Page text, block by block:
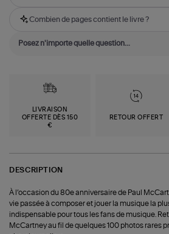
Combien de pages contient le livre ?
LIVRAISON
OFFERTE DÈS 150
€
RETOUR OFFERT
DESCRIPTION
À l’occasion du 80e anniversaire de Paul
vie passée à composer et jouer la musique la
indispensable pour tous les fans de musique.
McCartney au fil de quelques 100 photos rares